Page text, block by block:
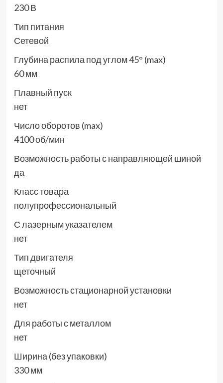
230 В
Тип питания
Сетевой
Глубина распила под углом 45° (max)
60 мм
Плавный пуск
нет
Число оборотов (max)
4100 об/мин
Возможность работы с направляющей шиной
да
Класс товара
полупрофессиональный
С лазерным указателем
нет
Тип двигателя
щеточный
Возможность стационарной установки
нет
Для работы с металлом
нет
Ширина (без упаковки)
330 мм